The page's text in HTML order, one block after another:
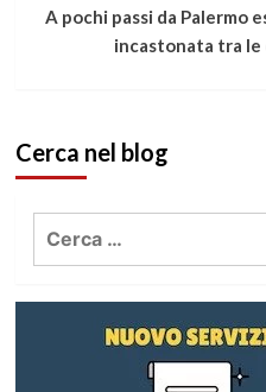
A pochi passi da Palermo
incastonata tra le
Cerca nel blog